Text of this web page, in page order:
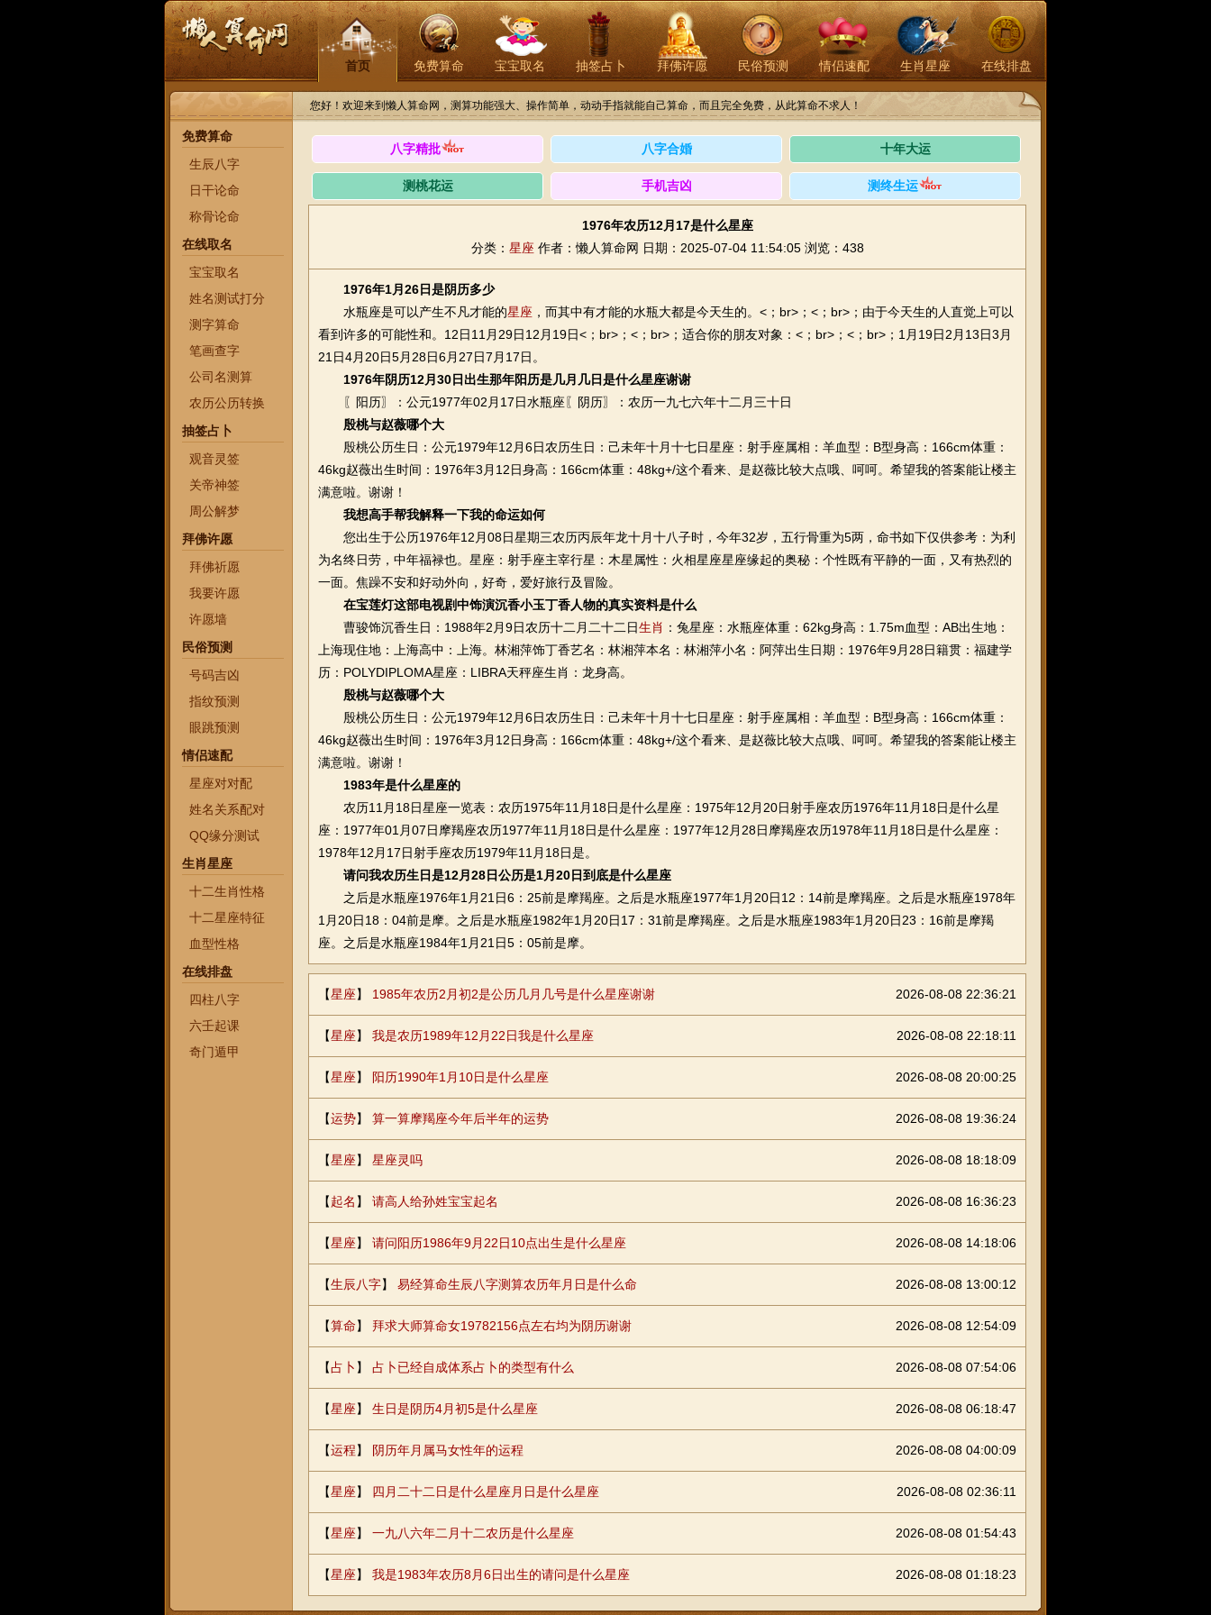
首页 免费算命 宝宝取名 抽签占卜 拜佛许愿 民俗预测 情侣速配 生肖星座 在线排盘
您好！欢迎来到懒人算命网，测算功能强大、操作简单，动动手指就能自己算命，而且完全免费，从此算命不求人！
免费算命
生辰八字
日干论命
称骨论命
在线取名
宝宝取名
姓名测试打分
测字算命
笔画查字
公司名测算
农历公历转换
抽签占卜
观音灵签
关帝神签
周公解梦
拜佛许愿
拜佛祈愿
我要许愿
许愿墙
民俗预测
号码吉凶
指纹预测
眼跳预测
情侣速配
星座对对配
姓名关系配对
QQ缘分测试
生肖星座
十二生肖性格
十二星座特征
血型性格
在线排盘
四柱八字
六壬起课
奇门遁甲
八字精批 八字合婚 十年大运
测桃花运 手机吉凶 测终生运
1976年农历12月17是什么星座
分类： 星座 作者：懒人算命网 日期：2025-07-04 11:54:05 浏览：438
1976年1月26日是阴历多少
水瓶座是可以产生不凡才能的星座 ，而其中有才能的水瓶大都是今天生的。<；br>；<；br>；由于今天生的人直觉上可以
看到许多的可能性和。12日11月29日12月19日<；br>；<；br>；适合你的朋友对象：<；br>；<；br>；1月19日2月13日3月
21日4月20日5月28日6月27日7月17日。
1976年阴历12月30日出生那年阳历是几月几日是什么星座谢谢
〖阳历〗：公元1977年02月17日水瓶座〖阴历〗：农历一九七六年十二月三十日
殷桃与赵薇哪个大
殷桃公历生日：公元1979年12月6日农历生日：己未年十月十七日星座：射手座属相：羊血型：B型身高：166cm体重：
46kg赵薇出生时间：1976年3月12日身高：166cm体重：48kg+/这个看来、是赵薇比较大点哦、呵呵。希望我的答案能让楼主
满意啦。谢谢！
我想高手帮我解释一下我的命运如何
您出生于公历1976年12月08日星期三农历丙辰年龙十月十八子时，今年32岁，五行骨重为5两，命书如下仅供参考：为利
为名终日劳，中年福禄也。星座：射手座主宰行星：木星属性：火相星座星座缘起的奥秘：个性既有平静的一面，又有热烈的
一面。焦躁不安和好动外向，好奇，爱好旅行及冒险。
在宝莲灯这部电视剧中饰演沉香小玉丁香人物的真实资料是什么
曹骏饰沉香生日：1988年2月9日农历十二月二十二日生肖 ：兔星座：水瓶座体重：62kg身高：1.75m血型：AB出生地：
上海现住地：上海高中：上海。林湘萍饰丁香艺名：林湘萍本名：林湘萍小名：阿萍出生日期：1976年9月28日籍贯：福建学
历：POLYDIPLOMA星座：LIBRA天秤座生肖：龙身高。
殷桃与赵薇哪个大
殷桃公历生日：公元1979年12月6日农历生日：己未年十月十七日星座：射手座属相：羊血型：B型身高：166cm体重：
46kg赵薇出生时间：1976年3月12日身高：166cm体重：48kg+/这个看来、是赵薇比较大点哦、呵呵。希望我的答案能让楼主
满意啦。谢谢！
1983年是什么星座的
农历11月18日星座一览表：农历1975年11月18日是什么星座：1975年12月20日射手座农历1976年11月18日是什么星
座：1977年01月07日摩羯座农历1977年11月18日是什么星座：1977年12月28日摩羯座农历1978年11月18日是什么星座：
1978年12月17日射手座农历1979年11月18日是。
请问我农历生日是12月28日公历是1月20日到底是什么星座
之后是水瓶座1976年1月21日6：25前是摩羯座。之后是水瓶座1977年1月20日12：14前是摩羯座。之后是水瓶座1978年
1月20日18：04前是摩。之后是水瓶座1982年1月20日17：31前是摩羯座。之后是水瓶座1983年1月20日23：16前是摩羯
座。之后是水瓶座1984年1月21日5：05前是摩。
【星座】 1985年农历2月初2是公历几月几号是什么星座谢谢 2026-08-08 22:36:21
【星座】 我是农历1989年12月22日我是什么星座 2026-08-08 22:18:11
【星座】 阳历1990年1月10日是什么星座 2026-08-08 20:00:25
【运势】 算一算摩羯座今年后半年的运势 2026-08-08 19:36:24
【星座】 星座灵吗 2026-08-08 18:18:09
【起名 】 请高人给孙姓宝宝起名 2026-08-08 16:36:23
【星座】 请问阳历1986年9月22日10点出生是什么星座 2026-08-08 14:18:06
【生辰八字】 易经算命生辰八字测算农历年月日是什么命 2026-08-08 13:00:12
【算命】 拜求大师算命女19782156点左右均为阴历谢谢 2026-08-08 12:54:09
【占卜 】 占卜已经自成体系占卜的类型有什么 2026-08-08 07:54:06
【星座】 生日是阴历4月初5是什么星座 2026-08-08 06:18:47
【运程】 阴历年月属马女性年的运程 2026-08-08 04:00:09
【星座】 四月二十二日是什么星座月日是什么星座 2026-08-08 02:36:11
【星座】 一九八六年二月十二农历是什么星座 2026-08-08 01:54:43
【星座】 我是1983年农历8月6日出生的请问是什么星座 2026-08-08 01:18:23